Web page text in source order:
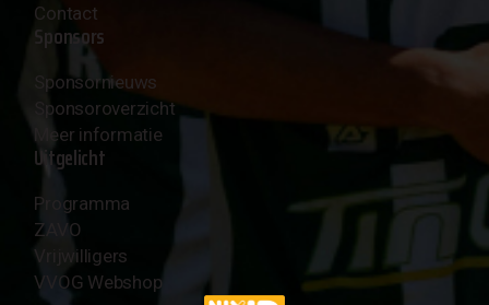
Contact
Sponsors
Sponsornieuws
Sponsoroverzicht
Meer informatie
Uitgelicht
Programma
ZAVO
Vrijwilligers
VVOG Webshop